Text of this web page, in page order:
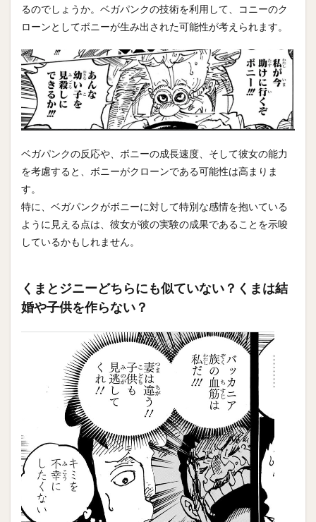
るのでしょうか。ベガパンクの技術を利用して、コニーのク
ローンとしてボニーが生み出された可能性が考えられます。
ベガパンクの反応や、ボニーの成長速度、そして彼女の能力
を考慮すると、ボニーがクローンである可能性は高まりま
す。
特に、ベガパンクがボニーに対して特別な感情を抱いている
ように見える点は、彼女が彼の実験の成果であることを示唆
しているかもしれません。
くまとジニーどちらにも似ていない？くまは結
婚や子供を作らない？